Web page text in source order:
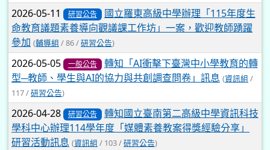
2026-05-11 研習公告
國立羅東高級中學辦理「115年度生
命教育議題素養導向觀議課工作坊」一案，歡迎教師踴躍
參加 (輔導組 / 86 /研習公告)
2026-05-05 一般公告
轉知「AI衝擊下臺灣中小學教育的轉
型─教師、學生與AI的協力與共創調查問卷」訊息 (資訊組 /
117 /研習公告)
2026-04-28 研習公告
轉知國立臺南第二高級中學資訊科技
學科中心辦理114學年度「媒體素養教案得獎經驗分享」
研習活動訊息 (資訊組 / 103 /研習公告)